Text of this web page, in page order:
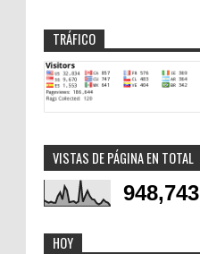
TRÁFICO
VISTAS DE PÁGINA EN TOTAL
948,743
HOY